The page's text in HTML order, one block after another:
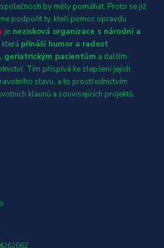
by měly pomáhat. Proto se již
podpořit ty, kteří pomoc opravdu
je nezisková organizace s národní a
která přináší humor a radost
geriatrickým pacientům a dalším
Tím přispívá ke zlepšení jejich
stavu, a to prostřednictvím
klaunů a souvisejících projektů.